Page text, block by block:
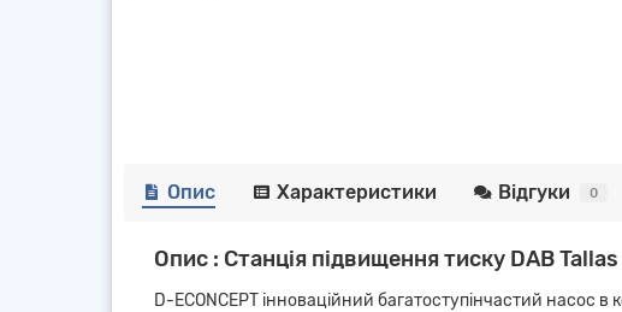
Опис Характеристики Відгуки 0
Опис : Станція підвищення тиску DAB
D-ECONCEPT інноваційний багатоступінчастий насос